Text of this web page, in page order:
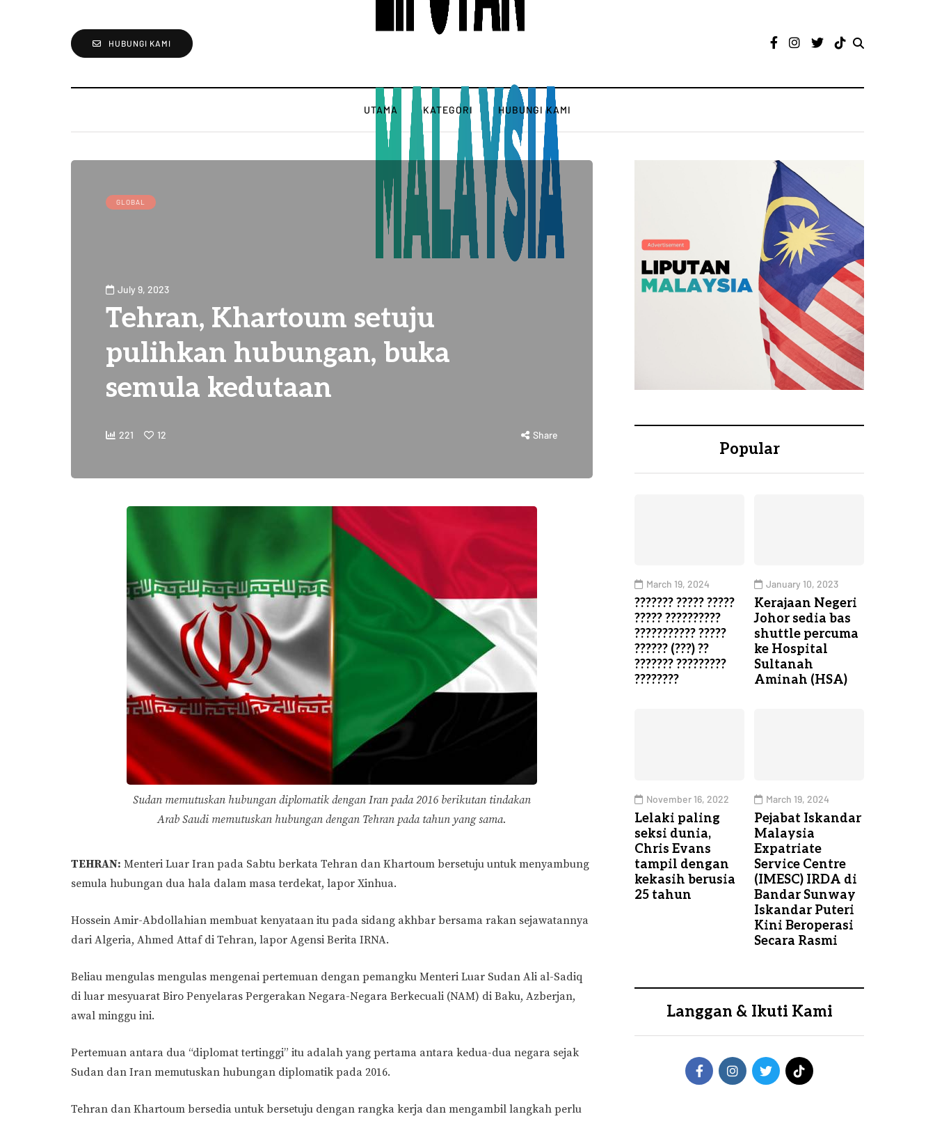
HUBUNGI KAMI
UTAMA KATEGORI HUBUNGI KAMI
GLOBAL
July 9, 2023
Tehran, Khartoum setuju
pulihkan hubungan, buka
semula kedutaan
221 12 Share
Sudan memutuskan hubungan diplomatik dengan Iran pada 2016 berikutan tindakan
Arab Saudi memutuskan hubungan dengan Tehran pada tahun yang sama.
TEHRAN: Menteri Luar Iran pada Sabtu berkata Tehran dan Khartoum bersetuju untuk menyambung
semula hubungan dua hala dalam masa terdekat, lapor Xinhua.
Hossein Amir-Abdollahian membuat kenyataan itu pada sidang akhbar bersama rakan sejawatannya
dari Algeria, Ahmed Attaf di Tehran, lapor Agensi Berita IRNA.
Beliau mengulas mengulas mengenai pertemuan dengan pemangku Menteri Luar Sudan Ali al-Sadiq
di luar mesyuarat Biro Penyelaras Pergerakan Negara-Negara Berkecuali (NAM) di Baku, Azberjan,
awal minggu ini.
Pertemuan antara dua “diplomat tertinggi” itu adalah yang pertama antara kedua-dua negara sejak
Sudan dan Iran memutuskan hubungan diplomatik pada 2016.
Tehran dan Khartoum bersedia untuk bersetuju dengan rangka kerja dan mengambil langkah perlu
Popular
March 19, 2024
??????? ????? ?????
????? ??????????
??????????? ?????
?????? (???) ??
??????? ?????????
????????
January 10, 2023
Kerajaan Negeri
Johor sedia bas
shuttle percuma
ke Hospital
Sultanah
Aminah (HSA)
November 16, 2022
Lelaki paling
seksi dunia,
Chris Evans
tampil dengan
kekasih berusia
25 tahun
March 19, 2024
Pejabat Iskandar
Malaysia
Expatriate
Service Centre
(IMESC) IRDA di
Bandar Sunway
Iskandar Puteri
Kini Beroperasi
Secara Rasmi
Langgan & Ikuti Kami